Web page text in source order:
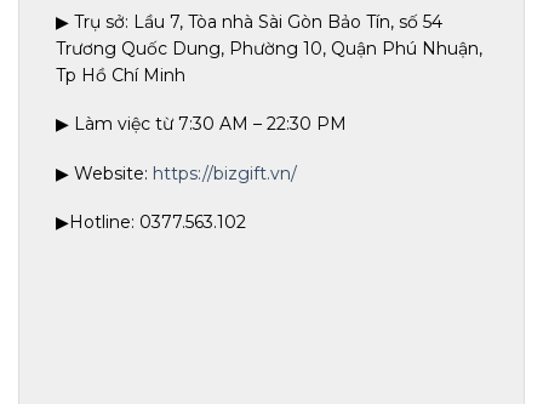
▶ Trụ sở: Lầu 7, Tòa nhà Sài Gòn Bảo Tín, số 54
Trương Quốc Dung, Phường 10, Quận Phú Nhuận,
Tp Hồ Chí Minh
▶ Làm việc từ 7:30 AM – 22:30 PM
▶ Website: https://bizgift.vn/
▶Hotline: 0377.563.102